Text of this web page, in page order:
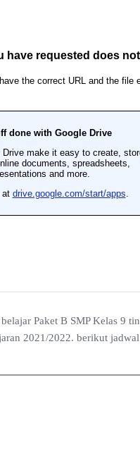
Paket B SMP Kelas 9
2021/2022. berikut